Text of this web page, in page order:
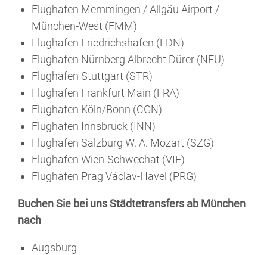
Flughafen Memmingen / Allgäu Airport /
München-West (FMM)
Flughafen Friedrichshafen (FDN)
Flughafen Nürnberg Albrecht Dürer (NEU)
Flughafen Stuttgart (STR)
Flughafen Frankfurt Main (FRA)
Flughafen Köln/Bonn (CGN)
Flughafen Innsbruck (INN)
Flughafen Salzburg W. A. Mozart (SZG)
Flughafen Wien-Schwechat (VIE)
Flughafen Prag Václav-Havel (PRG)
Buchen Sie bei uns Städtetransfers ab München
nach
Augsburg